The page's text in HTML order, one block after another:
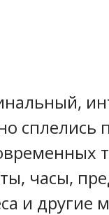
сплелись
часы,
и другие